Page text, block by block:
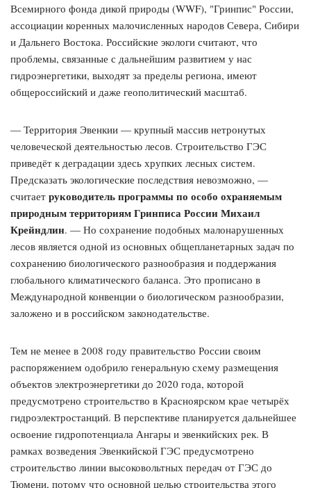
Всемирного фонда дикой природы (WWF), "Гринпис" России,
ассоциации коренных малочисленных народов Севера, Сибири
и Дальнего Востока. Российские экологи считают, что
проблемы, связанные с дальнейшим развитием у нас
гидроэнергетики, выходят за пределы региона, имеют
общероссийский и даже геополитический масштаб.
— Территория Эвенкии — крупный массив нетронутых
человеческой деятельностью лесов. Строительство ГЭС
приведёт к деградации здесь хрупких лесных систем.
Предсказать экологические последствия невозможно, —
считает руководитель программы по особо охраняемым
природным территориям Гринписа России Михаил
Крейндлин. — Но сохранение подобных малонарушенных
лесов является одной из основных общепланетарных задач по
сохранению биологического разнообразия и поддержания
глобального климатического баланса. Это прописано в
Международной конвенции о биологическом разнообразии,
заложено и в российском законодательстве.
Тем не менее в 2008 году правительство России своим
распоряжением одобрило генеральную схему размещения
объектов электроэнергетики до 2020 года, которой
предусмотрено строительство в Красноярском крае четырёх
гидроэлектростанций. В перспективе планируется дальнейшее
освоение гидропотенциала Ангары и эвенкийских рек. В
рамках возведения Эвенкийской ГЭС предусмотрено
строительство линии высоковольтных передач от ГЭС до
Тюмени, потому что основной целью строительства этого